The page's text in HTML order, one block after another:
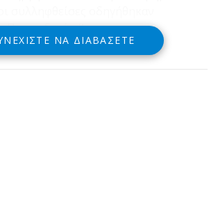
Πρωτοδικών Άμφισσας.
ΝΑ ΔΙΑΒΆΣΕΤΕ